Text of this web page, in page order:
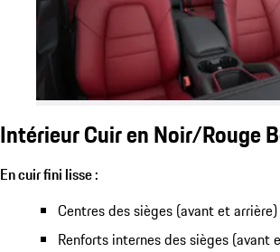
Intérieur Cuir en Noir/Rouge
En cuir fini lisse :
Centres des sièges (avant et arrière)
Renforts internes des sièges (avant